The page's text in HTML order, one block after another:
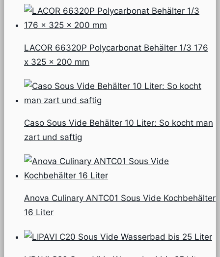
LACOR 66320P Polycarbonat Behälter 1/3 176
x 325 x 200 mm
Caso Sous Vide Behälter 10 Liter: So kocht man
zart und saftig
Anova Culinary ANTC01 Sous Vide Kochbehälter
16 Liter